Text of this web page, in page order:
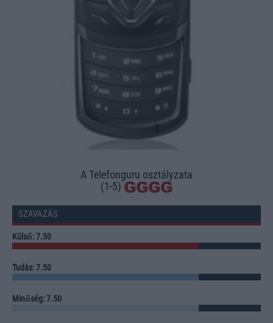
A Telefonguru osztályzata
(1-5)
SZAVAZÁS
Külső: 7.50
Tudás: 7.50
Minőség: 7.50